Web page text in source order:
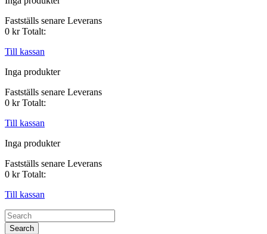
Fastställs senare Leverans
0 kr Totalt:
Till kassan
Inga produkter
Fastställs senare Leverans
0 kr Totalt:
Till kassan
Inga produkter
Fastställs senare Leverans
0 kr Totalt:
Till kassan
Search